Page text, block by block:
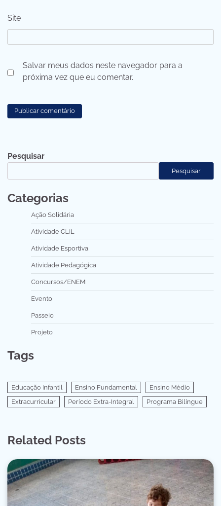
Site
Salvar meus dados neste navegador para a
próxima vez que eu comentar.
Pesquisar
Pesquisar
Categorias
Ação Solidária
Atividade CLIL
Atividade Esportiva
Atividade Pedagógica
Concursos/ENEM
Evento
Passeio
Projeto
Tags
Educação Infantil Ensino Fundamental
Ensino Médio
Extracurricular
Período Extra-Integral Programa Bilíngue
Related Posts